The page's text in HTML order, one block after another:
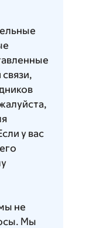
у вас
не
Мы